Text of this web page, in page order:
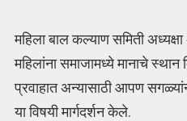
महिला बाल कल्याण समिती
महिलांना समाजामध्ये मानाचे
प्रवाहात अन्यासाठी आपण
या विषयी मार्गदर्शन केले.